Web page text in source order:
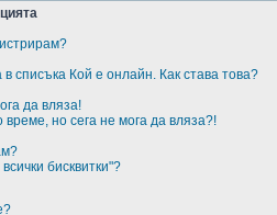
списъка Кой е онлайн. Как става това?
да вляза!
време, но сега не мога да вляза?!
бисквитки"?